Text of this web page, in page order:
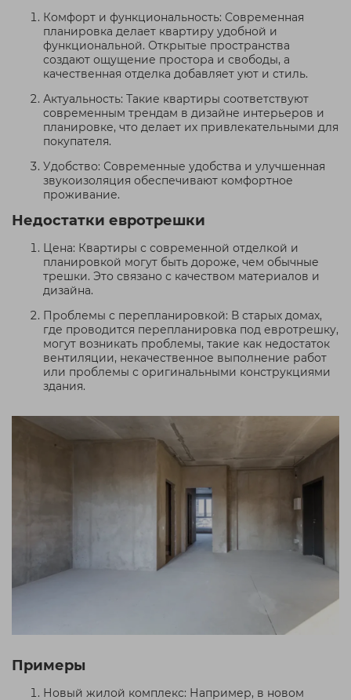
Комфорт и функциональность: Современная
планировка делает квартиру удобной и
функциональной. Открытые пространства
создают ощущение простора и свободы, а
качественная отделка добавляет уют и стиль.
Актуальность: Такие квартиры соответствуют
современным трендам в дизайне интерьеров и
планировке, что делает их привлекательными для
покупателя.
Удобство: Современные удобства и улучшенная
звукоизоляция обеспечивают комфортное
проживание.
Недостатки евротрешки
Цена: Квартиры с современной отделкой и
планировкой могут быть дороже, чем обычные
трешки. Это связано с качеством материалов и
дизайна.
Проблемы с перепланировкой: В старых домах,
где проводится перепланировка под евротрешку,
могут возникать проблемы, такие как недостаток
вентиляции, некачественное выполнение работ
или проблемы с оригинальными конструкциями
здания.
Примеры
Новый жилой комплекс: Например, в новом